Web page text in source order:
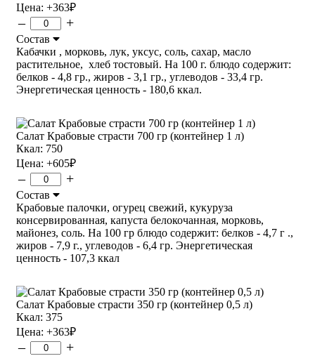
Цена: +363₽
– +
Состав
Кабачки , морковь, лук, уксус, соль, сахар, масло
растительное, хлеб тостовый. На 100 г. блюдо содержит:
белков - 4,8 гр., жиров - 3,1 гр., углеводов - 33,4 гр.
Энергетическая ценность - 180,6 ккал.
Салат Крабовые страсти 700 гр (контейнер 1 л)
Ккал: 750
Цена: +605₽
– +
Состав
Крабовые палочки, огурец свежий, кукуруза
консервированная, капуста белокочанная, морковь,
майонез, соль. На 100 гр блюдо содержит: белков - 4,7 г .,
жиров - 7,9 г., углеводов - 6,4 гр. Энергетическая
ценность - 107,3 ккал
Салат Крабовые страсти 350 гр (контейнер 0,5 л)
Ккал: 375
Цена: +363₽
– +